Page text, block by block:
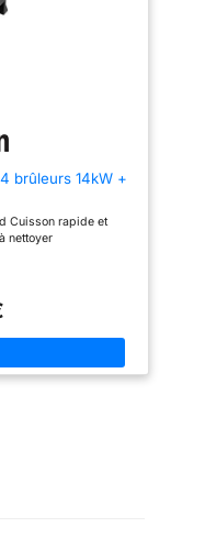
selon vos préférences
et les crochets latéraux,
CARACTÉRISTIQUES
: Le chariot
graisse pour faciliter le
d'un décapsuleur
et le tuyau ne sont
achetés séparément
brûleurs 14kW +
Cuisson rapide et
nettoyer